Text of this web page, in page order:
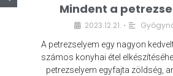
Mindent a
2023.12.21. •
A petrezselyem egy nagyon
számos konyhai étel
petrezselyem egyfajta zöldség,